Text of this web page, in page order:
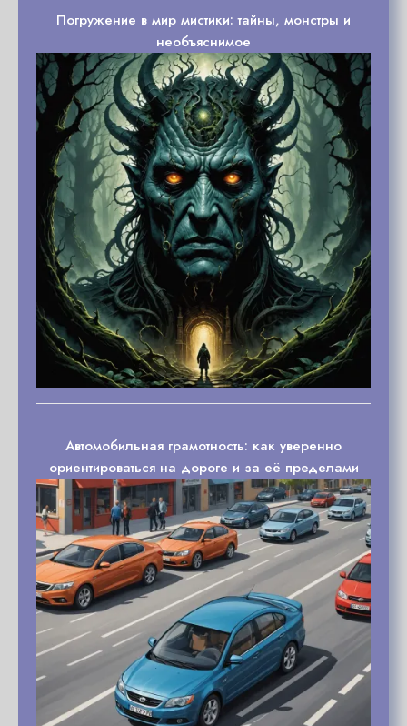
Погружение в мир мистики: тайны, монстры и
необъяснимое
Автомобильная грамотность: как уверенно
ориентироваться на дороге и за её пределами